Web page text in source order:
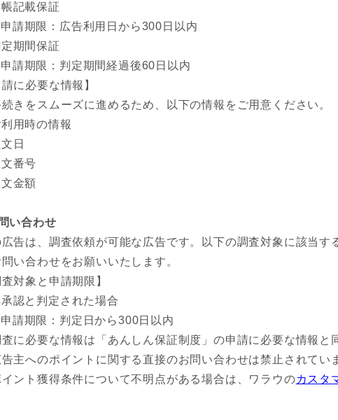
記載保証
申請期限：広告利用日から300日以内
期間保証
申請期限：判定期間経過後60日以内
請に必要な情報】
きをスムーズに進めるため、以下の情報をご用意ください。
利用時の情報
日
番号
金額
い合わせ
広告は、調査依頼が可能な広告です。以下の調査対象に該当す
い合わせをお願いいたします。
査対象と申請期限】
認と判定された場合
申請期限：判定日から300日以内
に必要な情報は「あんしん保証制度」の申請に必要な情報と
主へのポイントに関する直接のお問い合わせは禁止されてい
ント獲得条件について不明点がある場合は、ワラウのカスタ